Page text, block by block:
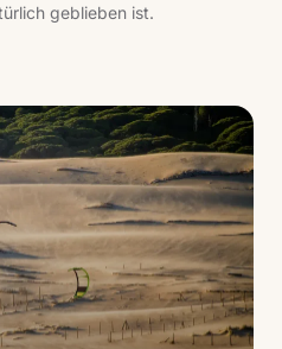
geblieben ist.